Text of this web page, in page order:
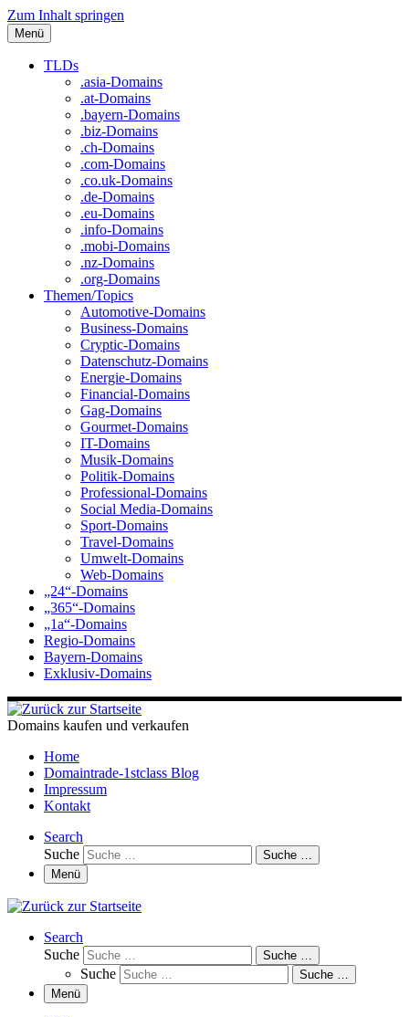
Zum Inhalt springen
Menü
TLDs
.asia-Domains
.at-Domains
.bayern-Domains
.biz-Domains
.ch-Domains
.com-Domains
.co.uk-Domains
.de-Domains
.eu-Domains
.info-Domains
.mobi-Domains
.nz-Domains
.org-Domains
Themen/Topics
Automotive-Domains
Business-Domains
Cryptic-Domains
Datenschutz-Domains
Energie-Domains
Financial-Domains
Gag-Domains
Gourmet-Domains
IT-Domains
Musik-Domains
Politik-Domains
Professional-Domains
Social Media-Domains
Sport-Domains
Travel-Domains
Umwelt-Domains
Web-Domains
„24“-Domains
„365“-Domains
„1a“-Domains
Regio-Domains
Bayern-Domains
Exklusiv-Domains
Domains kaufen und verkaufen
Home
Domaintrade-1stclass Blog
Impressum
Kontakt
Search
Suche
Suche …
Menü
Search
Suche
Suche …
Suche
Suche …
Menü